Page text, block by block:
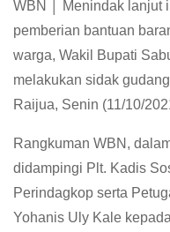
WBN │ Menindak lanjut
pemberian bantuan
warga, Wakil Bupati
melakukan sidak
Raijua, Senin (11/10/
Rangkuman WBN,
didampingi Plt. Kadis
Perindagkop serta
Yohanis Uly Kale